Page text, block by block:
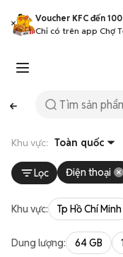
Voucher KFC đến
Chỉ có trên app Chợ
Khu vực: Toàn quốc
Lọc Điện thoại
Khu vực: Tp Hồ Chí Minh
Dung lượng: 64 GB